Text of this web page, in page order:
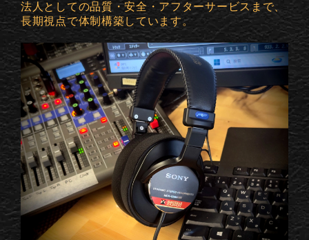
法人としての品質・安全・アフターサービスまで、
長期視点で体制構築しています。